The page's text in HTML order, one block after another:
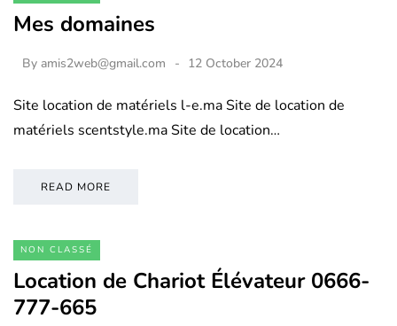
Mes domaines
By amis2web@gmail.com 12 October 2024
Site location de matériels l-e.ma Site de location de
matériels scentstyle.ma Site de location…
READ MORE
NON CLASSÉ
Location de Chariot Élévateur 0666-
777-665